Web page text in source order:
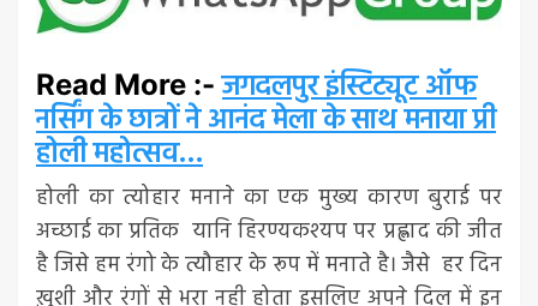
Read More :-जगदलपुर इंस्टिट्यूट ऑफ
नर्सिंग के छात्रों ने आनंद मेला के साथ मनाया प्री
होली महोत्सव…
होली का त्योहार मनाने का एक मुख्य कारण बुराई पर
अच्छाई का प्रतिक यानि हिरण्यकश्यप पर प्रह्लाद की जीत
है जिसे हम रंगो के त्यौहार के रूप में मनाते है। जैसे हर दिन